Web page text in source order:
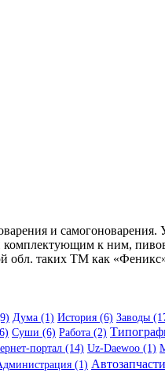
и
комплектующим к ним,
обл. таких ТМ как
Дума (1) История (6) Заводы
Суши (6) Работа (2)
портал (14) Uz-Daewoo (1)
(1)